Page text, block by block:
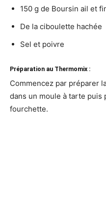
150 g de Boursin ail et
De la ciboulette hachée
Sel et poivre
Préparation au Thermomix :
Commencez par préparer
dans un moule à tarte puis
fourchette.